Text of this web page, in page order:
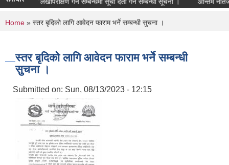
लेखापरीक्षण गर्ने सम्बन्धमा सूची दर्ता गर्ने सम्बन्धी सूचना । अन्तिम नतिजा
You are here
Home » स्तर बृदिको लागि आवेदन फाराम भर्ने सम्बन्धी सुचना ।
स्तर बृदिको लागि आवेदन फाराम भर्ने सम्बन्धी
सुचना ।
Submitted on: Sun, 08/13/2023 - 12:15